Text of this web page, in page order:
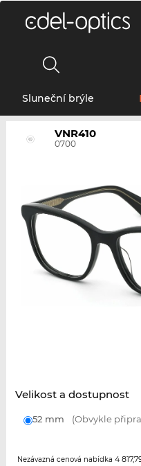
Sluneční brýle
VNR410
0700
Velikost a dostupnost
52 mm (Obvykle
Nezávazná cenová nabídka 4